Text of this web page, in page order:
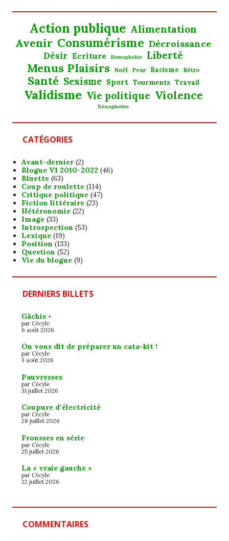
Action publique Alimentation
Avenir Consumérisme Décroissance
Désir Ecriture Homophobie Liberté
Menus Plaisirs Noël Peur Racisme Rétro
Santé Sexisme Sport Tourments Travail
Validisme Vie politique Violence
Xénophobie
CATÉGORIES
Avant-dernier(2)
Blogue V1 2010-2022 (46)
Bluette(63)
Coup de roulette(114)
Critique politique(47)
Fiction littéraire(23)
Hétéronomie(22)
Image(33)
Introspection (53)
Lexique(19)
Position (133)
Question (52)
Vie du blogue(9)
DERNIERS BILLETS
Gâchis +
par Cécyle
6 août 2026
On vous dit de préparer un cata-kit !
par Cécyle
3 août 2026
Pauvresses
par Cécyle
31 juillet 2026
Coupure d’électricité
par Cécyle
28 juillet 2026
Frousses en série
par Cécyle
25 juillet 2026
La « vraie gauche »
par Cécyle
22 juillet 2026
COMMENTAIRES